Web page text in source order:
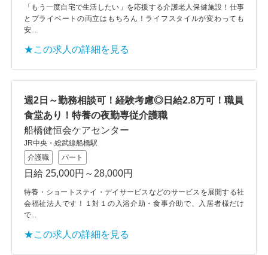
「もう一度自宅で生活したい」を応援する介護老人保健施設！仕事
とプライベートの両立はもちろん！ライフスタイルが変わっても
安...
★この求人の詳細を見る
週2日～勤務相談可！経験考慮◎日給2.8万可！職員
食堂あり！特養の夜勤専従介護職
船橋健恒会ケアセンター
JR中央・総武線船橋駅
介護職
パート
日給 25,000円～28,000円
特養・ショートステイ・デイサービスなどのサービスを展開する社
会福祉法人です！１対１の入浴介助・食事介助で、入居者様だけ
で...
★この求人の詳細を見る